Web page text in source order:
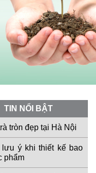
TIN NỔI BẬT
tròn đẹp tại Hà Nội
lưu ý khi thiết kế bao
phẩm